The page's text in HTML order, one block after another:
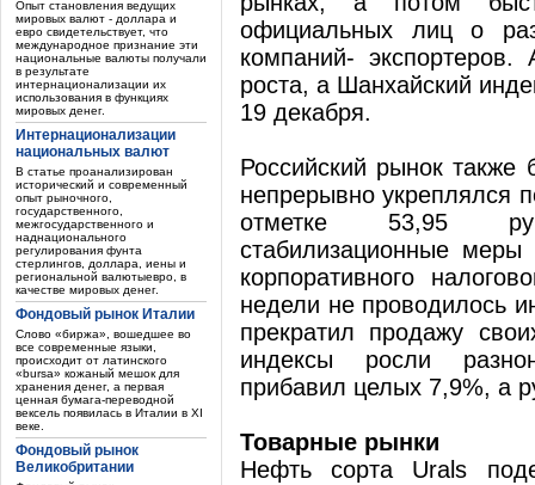
Опыт становления ведущих
мировых валют - доллара и
евро свидетельствует, что
международное признание эти
национальные валюты получали
в результате
интернационализации их
использования в функциях
мировых денег.
Интернационализации
национальных валют
В статье проанализирован
исторический и современный
опыт рыночного,
государственного,
межгосударственного и
наднационального
регулирования фунта
стерлингов, доллара, иены и
региональной валютыевро, в
качестве мировых денег.
Фондовый рынок Италии
Слово «биржа», вошедшее во
все современные языки,
происходит от латинского
«bursa» кожаный мешок для
хранения денег, а первая
ценная бумага-переводной
вексель появилась в Италии в XI
веке.
Фондовый рынок
Великобритании
официальных лиц о
компаний-
роста, а Шанхайский
19 декабря.
Российский рынок также
непрерывно укреплялся
отметке 53,95
стабилизационные
корпоративного
недели не проводилось
прекратил продажу
индексы росли
прибавил целых 7,9%, а
Товарные рынки
Нефть сорта Urals